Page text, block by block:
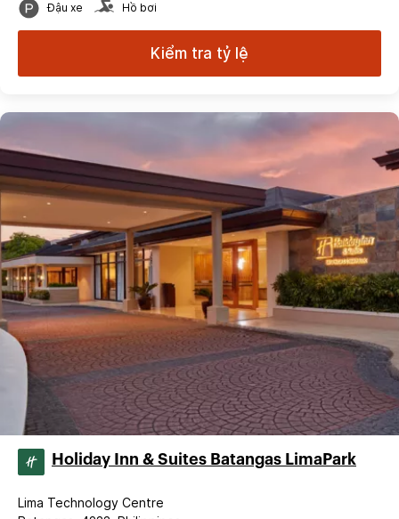
Đậu xe Hồ bơi
Kiểm tra tỷ lệ
Holiday Inn & Suites Batangas LimaPark
Lima Technology Centre